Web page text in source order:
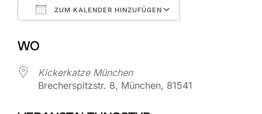
ZUM KALENDER HINZUFÜGEN
WO
Kickerkatze München
Brecherspitzstr. 8, München, 81541